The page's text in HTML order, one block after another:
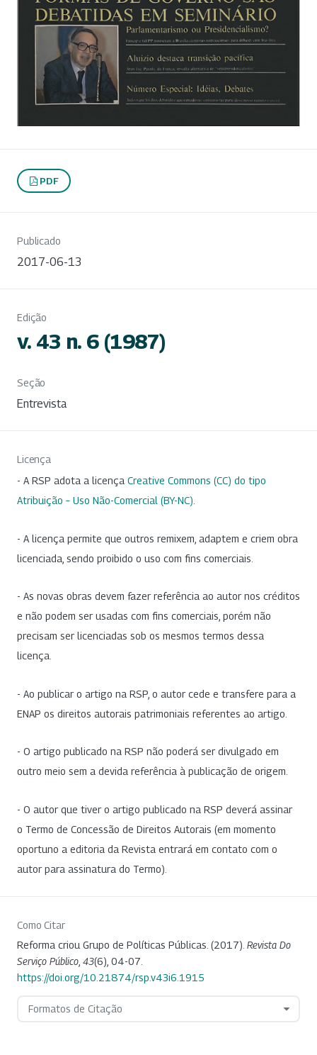
PDF
Publicado
2017-06-13
Edição
v. 43 n. 6 (1987)
Seção
Entrevista
Licença
- A RSP adota a licença Creative Commons (CC) do tipo
Atribuição – Uso Não-Comercial (BY-NC)
- A licença permite que outros remixem, adaptem e criem obra
licenciada, sendo proibido o uso com fins comerciais.
- As novas obras devem fazer referência ao autor nos créditos
e não podem ser usadas com fins comerciais, porém não
precisam ser licenciadas sob os mesmos termos dessa
licença.
- Ao publicar o artigo na RSP, o autor cede e transfere para a
ENAP os direitos autorais patrimoniais referentes ao artigo.
- O artigo publicado na RSP não poderá ser divulgado em
outro meio sem a devida referência à publicação de origem.
- O autor que tiver o artigo publicado na RSP deverá assinar
o Termo de Concessão de Direitos Autorais (em momento
oportuno a editoria da Revista entrará em contato com o
autor para assinatura do Termo).
Como Citar
Reforma criou Grupo de Políticas Públicas. (2017). Revista Do
Serviço Público 43(6), 04-07.
https://doi.org/10.21874/rsp.v43i6.1915
Formatos de Citação